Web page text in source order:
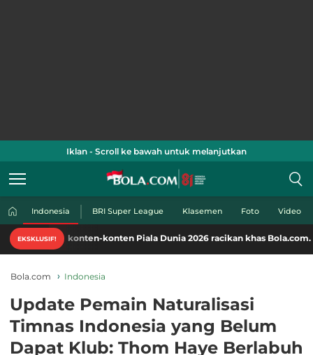
Iklan - Scroll ke bawah untuk melanjutkan
Indonesia BRI Super League Klasemen Foto Video
EKSKLUSIF!
konten-konten Piala Dunia 2026 racikan khas Bola.com. Klik di sini!
Bola.com Indonesia
Update Pemain Naturalisasi
Timnas Indonesia yang Belum
Dapat Klub: Thom Haye Berlabuh